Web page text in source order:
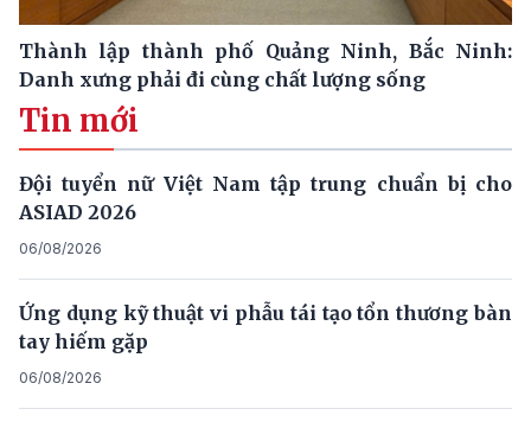
Thành lập thành phố Quảng Ninh, Bắc Ninh:
Danh xưng phải đi cùng chất lượng sống
Tin mới
Đội tuyển nữ Việt Nam tập trung chuẩn bị cho
ASIAD 2026
06/08/2026
Ứng dụng kỹ thuật vi phẫu tái tạo tổn thương bàn
tay hiếm gặp
06/08/2026